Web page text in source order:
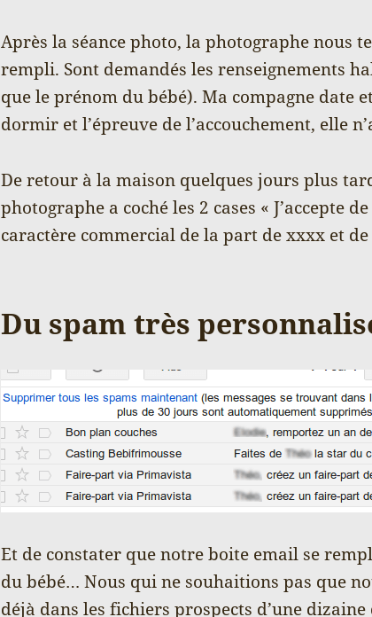
Après la séance photo, la photographe nous
rempli. Sont demandés les renseignements
que le prénom du bébé). Ma compagne date
dormir et l’épreuve de l’accouchement, elle
De retour à la maison quelques jours plus
photographe a coché les 2 cases « J’accepte
caractère commercial de la part de xxxx et
Du spam très
Et de constater que notre boite email se
du bébé… Nous qui ne souhaitions pas que
déjà dans les fichiers prospects d’une